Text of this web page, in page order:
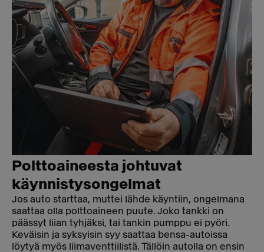
Polttoaineesta johtuvat
käynnistysongelmat
Jos auto starttaa, muttei lähde käyntiin, ongelmana
saattaa olla polttoaineen puute. Joko tankki on
päässyt liian tyhjäksi, tai tankin pumppu ei pyöri.
Keväisin ja syksyisin syy saattaa bensa-autoissa
löytyä myös liimaventtiilistä. Tällöin autolla on ensin